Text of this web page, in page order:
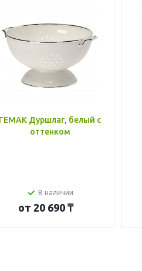
ГЕМАК Дуршлаг, белый с
оттенком
В наличии
от 20 690 ₸